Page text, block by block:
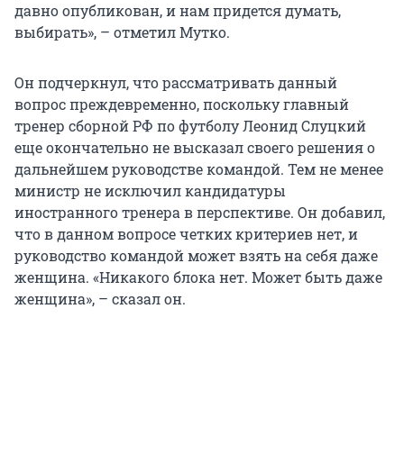
давно опубликован, и нам придется думать,
выбирать», – отметил Мутко.
Он подчеркнул, что рассматривать данный
вопрос преждевременно, поскольку главный
тренер сборной РФ по футболу Леонид Слуцкий
еще окончательно не высказал своего решения о
дальнейшем руководстве командой. Тем не менее
министр не исключил кандидатуры
иностранного тренера в перспективе. Он добавил,
что в данном вопросе четких критериев нет, и
руководство командой может взять на себя даже
женщина. «Никакого блока нет. Может быть даже
женщина», – сказал он.